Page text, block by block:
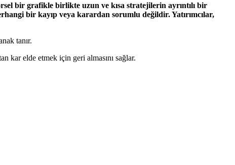
bir grafikle birlikte uzun ve kısa stratejilerin ayrıntılı bir
bir kayıp veya karardan sorumlu değildir. Yatırımcılar,
tanır.
kar elde etmek için geri almasını sağlar.